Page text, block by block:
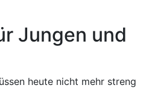
Jungen und
heute nicht mehr streng